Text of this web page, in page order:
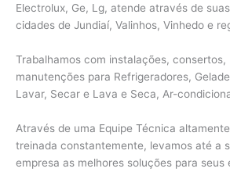
Electrolux, Ge, Lg, atende através de
cidades de Jundiaí, Valinhos, Vinhedo e
Trabalhamos com instalações, consertos,
manutenções para Refrigeradores,
Lavar, Secar e Lava e Seca, Ar-
Através de uma Equipe Técnica
treinada constantemente, levamos até a
empresa as melhores soluções para seus